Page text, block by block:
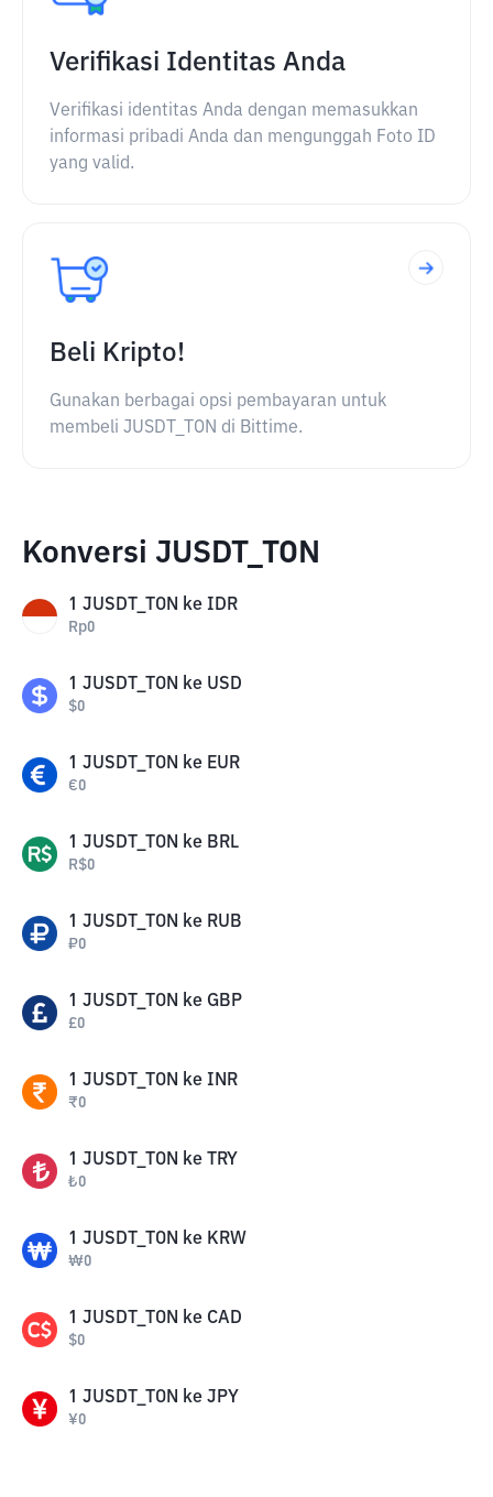
Verifikasi Identitas Anda
Verifikasi identitas Anda dengan memasukkan
informasi pribadi Anda dan mengunggah Foto ID
yang valid.
Beli Kripto!
Gunakan berbagai opsi pembayaran untuk
membeli JUSDT_TON di Bittime.
Konversi JUSDT_TON
1 JUSDT_TON ke IDR
Rp0
1 JUSDT_TON ke USD
$0
1 JUSDT_TON ke EUR
€0
1 JUSDT_TON ke BRL
R$0
1 JUSDT_TON ke RUB
₽0
1 JUSDT_TON ke GBP
£0
1 JUSDT_TON ke INR
₹0
1 JUSDT_TON ke TRY
₺0
1 JUSDT_TON ke KRW
₩0
1 JUSDT_TON ke CAD
$0
1 JUSDT_TON ke JPY
¥0